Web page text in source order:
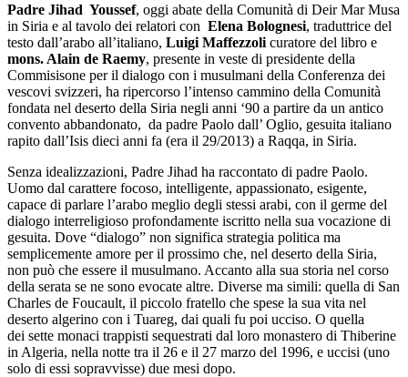
Padre Jihad Youssef, oggi abate della Comunità di Deir Mar Musa
in Siria e al tavolo dei relatori con Elena Bolognesi, traduttrice del
testo dall’arabo all’italiano, Luigi Maffezzoli curatore del libro e
mons. Alain de Raemy, presente in veste di presidente della
Commisisone per il dialogo con i musulmani della Conferenza dei
vescovi svizzeri, ha ripercorso l’intenso cammino della Comunità
fondata nel deserto della Siria negli anni ‘90 a partire da un antico
convento abbandonato, da padre Paolo dall’ Oglio, gesuita italiano
rapito dall’Isis dieci anni fa (era il 29/2013) a Raqqa, in Siria.
Senza idealizzazioni, Padre Jihad ha raccontato di padre Paolo.
Uomo dal carattere focoso, intelligente, appassionato, esigente,
capace di parlare l’arabo meglio degli stessi arabi, con il germe del
dialogo interreligioso profondamente iscritto nella sua vocazione di
gesuita. Dove “dialogo” non significa strategia politica ma
semplicemente amore per il prossimo che, nel deserto della Siria,
non può che essere il musulmano. Accanto alla sua storia nel corso
della serata se ne sono evocate altre. Diverse ma simili: quella di San
Charles de Foucault, il piccolo fratello che spese la sua vita nel
deserto algerino con i Tuareg, dai quali fu poi ucciso. O quella
dei sette monaci trappisti sequestrati dal loro monastero di Thiberine
in Algeria, nella notte tra il 26 e il 27 marzo del 1996, e uccisi (uno
solo di essi sopravvisse) due mesi dopo.